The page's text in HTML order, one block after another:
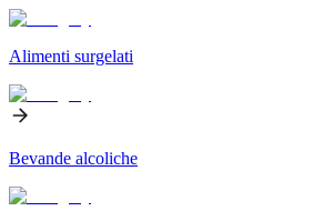
Alimenti surgelati
Bevande alcoliche